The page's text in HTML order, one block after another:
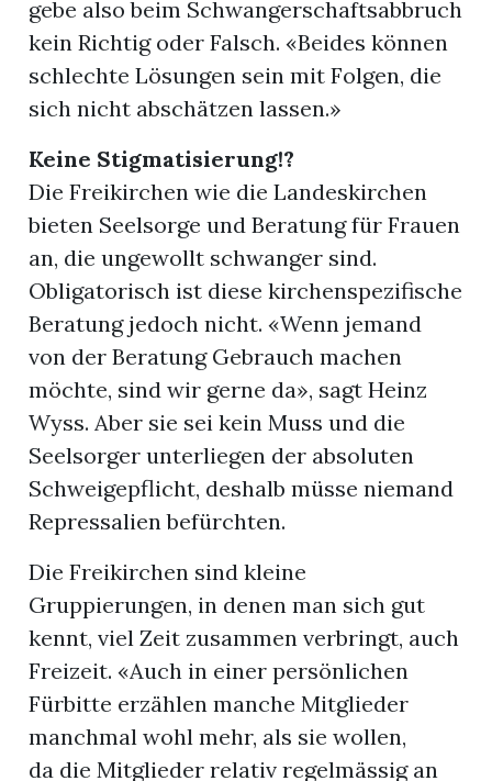
gebe also beim Schwangerschaftsabbruch
kein Richtig oder Falsch. «Beides können
schlechte Lösungen sein mit Folgen, die
sich nicht abschätzen lassen.»
Keine Stigmatisierung!?
Die Freikirchen wie die Landeskirchen
bieten Seelsorge und Beratung für Frauen
an, die ungewollt schwanger sind.
Obligatorisch ist diese kirchenspezifische
Beratung jedoch nicht. «Wenn jemand
von der Beratung Gebrauch machen
möchte, sind wir gerne da», sagt Heinz
Wyss. Aber sie sei kein Muss und die
Seelsorger unterliegen der absoluten
Schweigepflicht, deshalb müsse niemand
Repressalien befürchten.
Die Freikirchen sind kleine
Gruppierungen, in denen man sich gut
kennt, viel Zeit zusammen verbringt, auch
Freizeit. «Auch in einer persönlichen
Fürbitte erzählen manche Mitglieder
manchmal wohl mehr, als sie wollen,
da die Mitglieder relativ regelmässig an